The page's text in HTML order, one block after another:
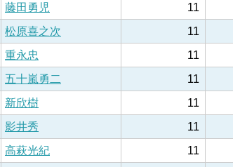
藤田勇児
11
松原喜之次
11
重永忠
11
五十嵐勇二
11
新欣樹
11
影井秀
11
高萩光紀
11